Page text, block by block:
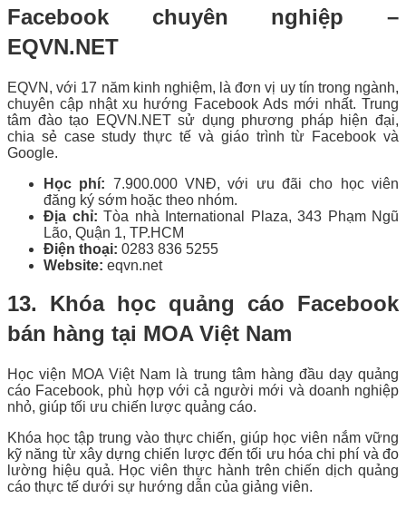
Facebook chuyên nghiệp –
EQVN.NET
EQVN, với 17 năm kinh nghiệm, là đơn vị uy tín trong ngành,
chuyên cập nhật xu hướng Facebook Ads mới nhất. Trung
tâm đào tạo EQVN.NET sử dụng phương pháp hiện đại,
chia sẻ case study thực tế và giáo trình từ Facebook và
Google.
Học phí: 7.900.000 VNĐ, với ưu đãi cho học viên
đăng ký sớm hoặc theo nhóm.
Địa chỉ: Tòa nhà International Plaza, 343 Phạm Ngũ
Lão, Quận 1, TP.HCM
Điện thoại: 0283 836 5255
Website: eqvn.net
13. Khóa học quảng cáo Facebook
bán hàng tại MOA Việt Nam
Học viện MOA Việt Nam là trung tâm hàng đầu dạy quảng
cáo Facebook, phù hợp với cả người mới và doanh nghiệp
nhỏ, giúp tối ưu chiến lược quảng cáo.
Khóa học tập trung vào thực chiến, giúp học viên nắm vững
kỹ năng từ xây dựng chiến lược đến tối ưu hóa chi phí và đo
lường hiệu quả. Học viên thực hành trên chiến dịch quảng
cáo thực tế dưới sự hướng dẫn của giảng viên.